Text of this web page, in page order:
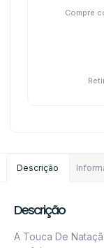
Compre
Descrição
Descrição
A Touca De